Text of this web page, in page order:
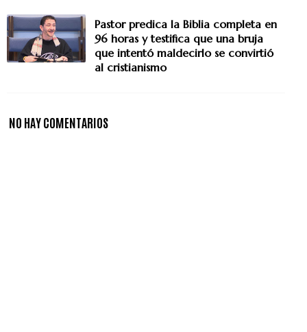
Pastor predica la Biblia completa en
96 horas y testifica que una bruja
que intentó maldecirlo se convirtió
al cristianismo
NO HAY COMENTARIOS